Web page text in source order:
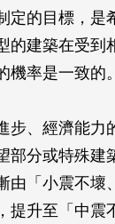
定的目標，是
的建築在受到
機率是一致的。
步、經濟能力
部分或特殊建
由「小震不壞
提升至「中震